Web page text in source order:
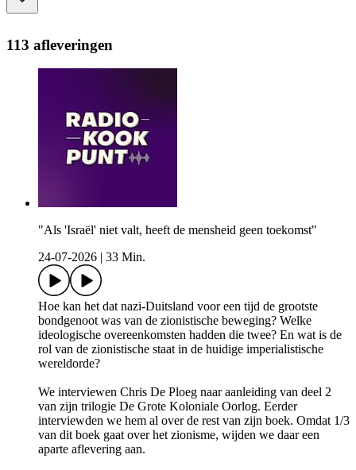
113 afleveringen
"Als 'Israël' niet valt, heeft de mensheid geen toekomst"
24-07-2026
33 Min.
Hoe kan het dat nazi-Duitsland voor een tijd de grootste
bondgenoot was van de zionistische beweging? Welke
ideologische overeenkomsten hadden die twee? En wat is de
rol van de zionistische staat in de huidige imperialistische
wereldorde?
We interviewen Chris De Ploeg naar aanleiding van deel 2
van zijn trilogie De Grote Koloniale Oorlog. Eerder
interviewden we hem al over de rest van zijn boek. Omdat 1/3
van dit boek gaat over het zionisme, wijden we daar een
aparte aflevering aan.